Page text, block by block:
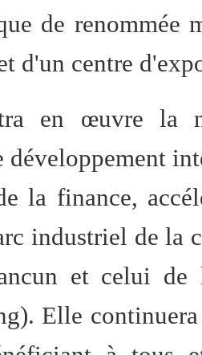
de renommée
d'un centre
en œuvre la
développement
la finance,
industriel de la
et celui
Elle